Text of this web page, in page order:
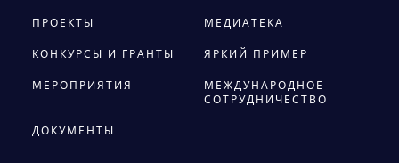
ПРОЕКТЫ МЕДИАТЕКА
КОНКУРСЫ И ГРАНТЫ ЯРКИЙ ПРИМЕР
МЕРОПРИЯТИЯ
МЕЖДУНАРОДНОЕ
СОТРУДНИЧЕСТВО
ДОКУМЕНТЫ